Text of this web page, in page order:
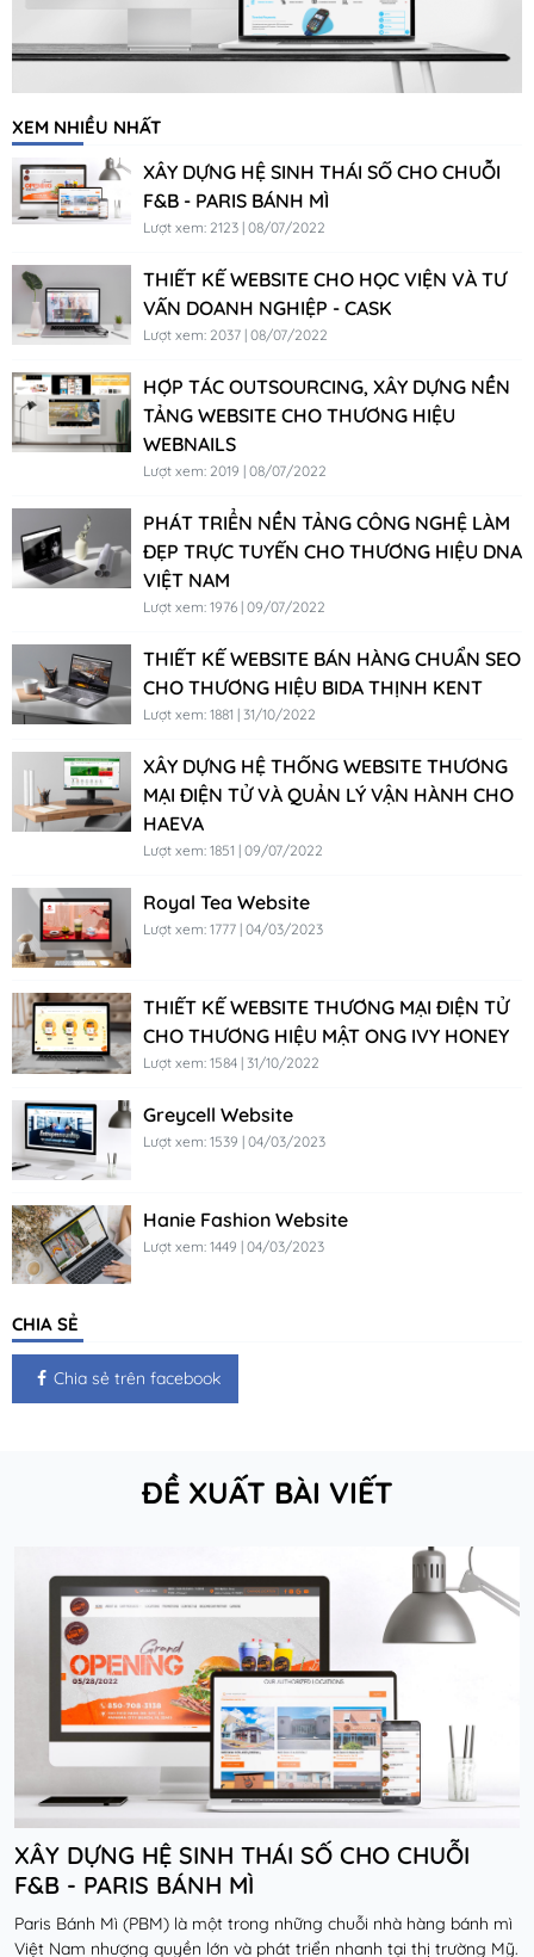
XEM NHIỀU NHẤT
XÂY DỰNG HỆ SINH THÁI SỐ CHO CHUỖI
F&B - PARIS BÁNH MÌ
Lượt xem: 2123 | 08/07/2022
THIẾT KẾ WEBSITE CHO HỌC VIỆN VÀ TƯ
VẤN DOANH NGHIỆP - CASK
Lượt xem: 2037 | 08/07/2022
HỢP TÁC OUTSOURCING, XÂY DỰNG NỀN
TẢNG WEBSITE CHO THƯƠNG HIỆU
WEBNAILS
Lượt xem: 2019 | 08/07/2022
PHÁT TRIỂN NỀN TẢNG CÔNG NGHỆ LÀM
ĐẸP TRỰC TUYẾN CHO THƯƠNG HIỆU DNA
VIỆT NAM
Lượt xem: 1976 | 09/07/2022
THIẾT KẾ WEBSITE BÁN HÀNG CHUẨN SEO
CHO THƯƠNG HIỆU BIDA THỊNH KENT
Lượt xem: 1881 | 31/10/2022
XÂY DỰNG HỆ THỐNG WEBSITE THƯƠNG
MẠI ĐIỆN TỬ VÀ QUẢN LÝ VẬN HÀNH CHO
HAEVA
Lượt xem: 1851 | 09/07/2022
Royal Tea Website
Lượt xem: 1777 | 04/03/2023
THIẾT KẾ WEBSITE THƯƠNG MẠI ĐIỆN TỬ
CHO THƯƠNG HIỆU MẬT ONG IVY HONEY
Lượt xem: 1584 | 31/10/2022
Greycell Website
Lượt xem: 1539 | 04/03/2023
Hanie Fashion Website
Lượt xem: 1449 | 04/03/2023
CHIA SẺ
Chia sẻ trên facebook
ĐỀ XUẤT BÀI VIẾT
XÂY DỰNG HỆ SINH THÁI SỐ CHO CHUỖI
F&B - PARIS BÁNH MÌ
Paris Bánh Mì (PBM) là một trong những chuỗi nhà hàng bánh mì
Việt Nam nhượng quyền lớn và phát triển nhanh tại thị trường Mỹ.